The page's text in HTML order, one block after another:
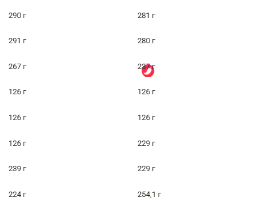
290 г 281 г
291 г 280 г
267 г 237 г
126 г 126 г
126 г 126 г
126 г 229 г
239 г 229 г
224 г 254,1 г